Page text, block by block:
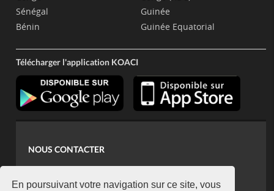
En poursuivant votre navigation sur ce site, vous
Sénégal
Bénin
Guinée
Guinée Equatorial
Télécharger l'application KOACI
NOUS CONTACTER
koaci@yahoo.fr